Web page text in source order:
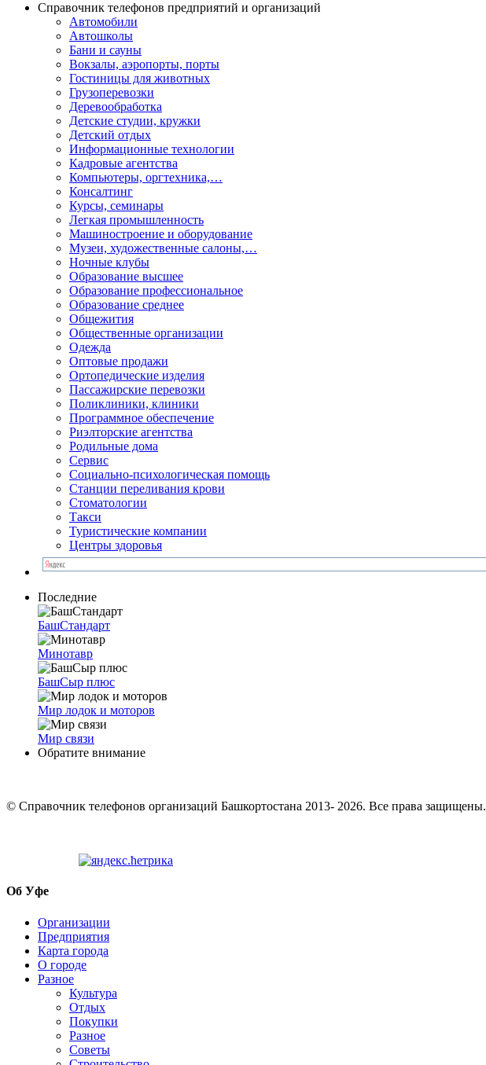
Справочник телефонов предприятий и организаций
Автомобили
Автошколы
Бани и сауны
Вокзалы, аэропорты, порты
Гостиницы для животных
Грузоперевозки
Деревообработка
Детские студии, кружки
Детский отдых
Информационные технологии
Кадровые агентства
Компьютеры, оргтехника,…
Консалтинг
Курсы, семинары
Легкая промышленность
Машиностроение и оборудование
Музеи, художественные салоны,…
Ночные клубы
Образование высшее
Образование профессиональное
Образование среднее
Общежития
Общественные организации
Одежда
Оптовые продажи
Ортопедические изделия
Пассажирские перевозки
Поликлиники, клиники
Программное обеспечение
Риэлторские агентства
Родильные дома
Сервис
Социально-психологическая помощь
Станции переливания крови
Стоматологии
Такси
Туристические компании
Центры здоровья
Последние
БашСтандарт
Минотавр
БашСыр плюс
Мир лодок и моторов
Мир связи
Обратите внимание
© Cправочник телефонов организаций Башкортостана 2013- 2026. Все права защищены.
Об Уфе
Организации
Предприятия
Карта города
О городе
Разное
Культура
Отдых
Покупки
Разное
Советы